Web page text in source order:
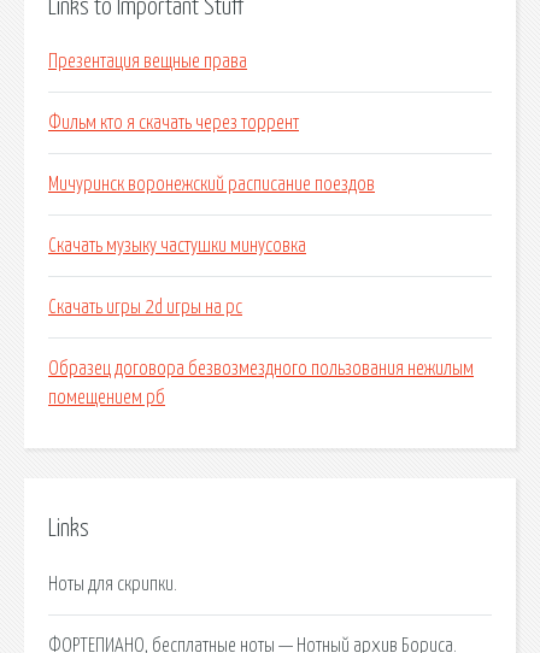
Links to Important Stuff
Презентация вещные права
Фильм кто я скачать через торрент
Мичуринск воронежский расписание поездов
Скачать музыку частушки минусовка
Скачать игры 2d игры на pc
Образец договора безвозмездного пользования нежилым
помещением рб
Links
Ноты для скрипки.
ФОРТЕПИАНО, бесплатные ноты — Нотный архив Бориса.